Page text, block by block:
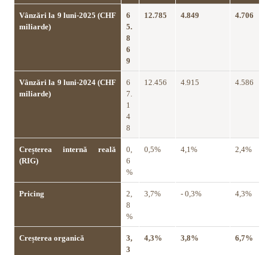
Vânzări la 9 luni-2025 (CHF
miliarde)
6
5.
8
6
9
12.785 4.849 4.706
Vânzări la 9 luni-2024 (CHF
miliarde)
6
7.
1
4
8
12.456 4.915 4.586
Creșterea internă reală
(RIG)
0,
6
%
0,5% 4,1% 2,4%
Pricing
2,
8
%
3,7% - 0,3% 4,3%
Creșterea organică
3,
3
4,3% 3,8% 6,7%